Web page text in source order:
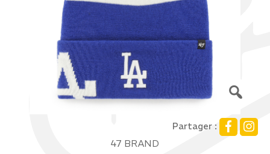
Partager :
47 BRAND